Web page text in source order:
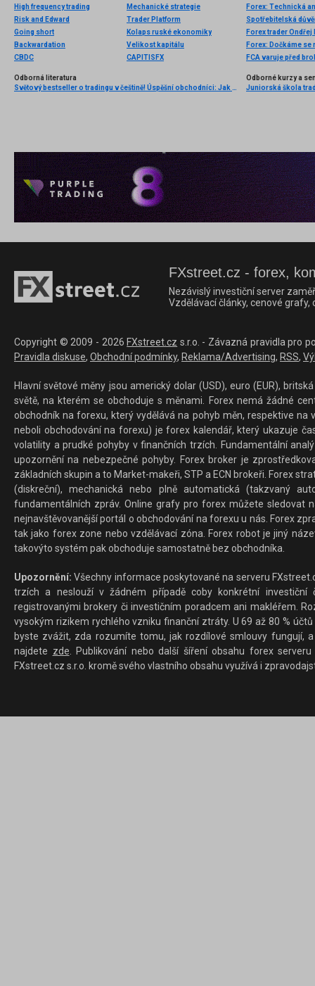
High frequency trading
Risk and Edward
Going short
Backwardation
CBDC
Mechanické strategie
Trader Platform
Kolaps ruské ekonomiky
Velikost kapitálu
CAPITISFX
Forex: Technická
Spotřebitelská
Forex trader
Forex: Dočkáme se
FCA varuje před
Odborná literatura
Světový bestseller o tradingu v češtině! Úspěšní obchodníci: Jak běžní lidé porážejí Wall Street v jeho vlastní hře
Odborné kurzy a
Juniorská škola
FXstreet.cz - forex,
Nezávislý investiční server
Vzdělávací články, cenové
Copyright © 2009 - 2026 FXstreet.cz s.r.o. - Závazná pravidla pro
Pravidla diskuse, Obchodní podmínky, Reklama/Advertising, RSS,
Hlavní světové měny jsou americký dolar (USD), euro (EUR),
světě, na kterém se obchoduje s měnami. Forex nemá žádné
obchodník na forexu, který vydělává na pohyb měn, respektive
neboli obchodování na forexu) je forex kalendář, který ukazuje
volatility a prudké pohyby v finančních trzích. Fundamentální
upozornění na nebezpečné pohyby. Forex broker je
základních skupin a to Market-makeři, STP a ECN brokeři. Forex
(diskreční), mechanická nebo plně automatická (takzvaný
fundamentálních zpráv. Online grafy pro forex můžete sledovat
nejnavštěvovanější portál o obchodování na forexu u nás. Forex
tak jako forex zone nebo vzdělávací zóna. Forex robot je jiný
takovýto systém pak obchoduje samostatně bez obchodníka.
Upozornění: Všechny informace poskytované na serveru
trzích a neslouží v žádném případě coby konkrétní investiční
registrovanými brokery či investičním poradcem ani makléřem.
vysokým rizikem rychlého vzniku finanční ztráty. U 69 až 80 %
byste zvážit, zda rozumíte tomu, jak rozdílové smlouvy fungují,
najdete zde. Publikování nebo další šíření obsahu forex
FXstreet.cz s.r.o. kromě svého vlastního obsahu využívá i